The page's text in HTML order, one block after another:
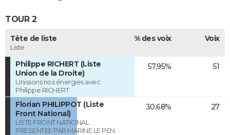
TOUR 2
Tête de liste
Liste
% des voix Voix
Philippe RICHERT (Liste
Union de la Droite)
Unissons nos énergies avec
Philippe RICHERT
57,95% 51
Florian PHILIPPOT (Liste
Front National)
LISTE FRONT NATIONAL
PRESENTEE PAR MARINE LE PEN
30,68% 27